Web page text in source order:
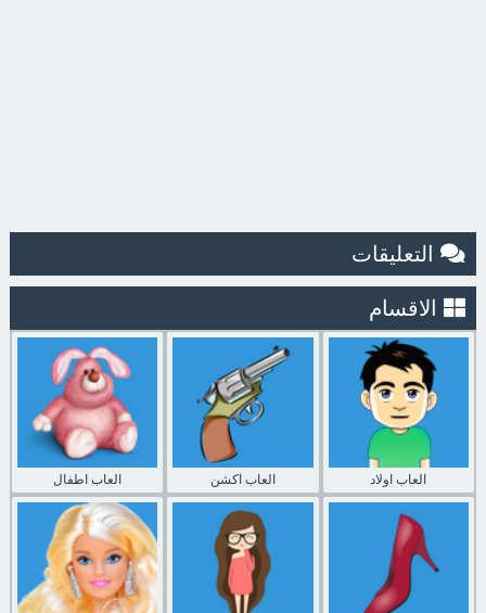
التعليقات
الاقسام
العاب اطفال العاب اكشن العاب اولاد